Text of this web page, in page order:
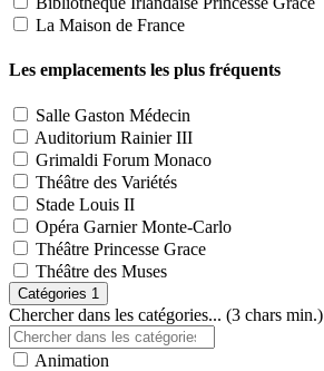
La Maison de France
Les emplacements les plus fréquents
Salle Gaston Médecin
Auditorium Rainier III
Grimaldi Forum Monaco
Théâtre des Variétés
Stade Louis II
Opéra Garnier Monte-Carlo
Théâtre Princesse Grace
Théâtre des Muses
Catégories 1
Chercher dans les catégories... (3 chars min.)
Animation